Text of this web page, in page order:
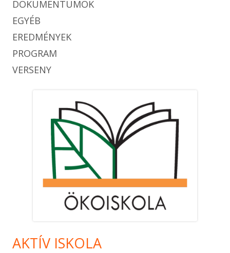
DOKUMENTUMOK
EGYÉB
EREDMÉNYEK
PROGRAM
VERSENY
AKTÍV ISKOLA